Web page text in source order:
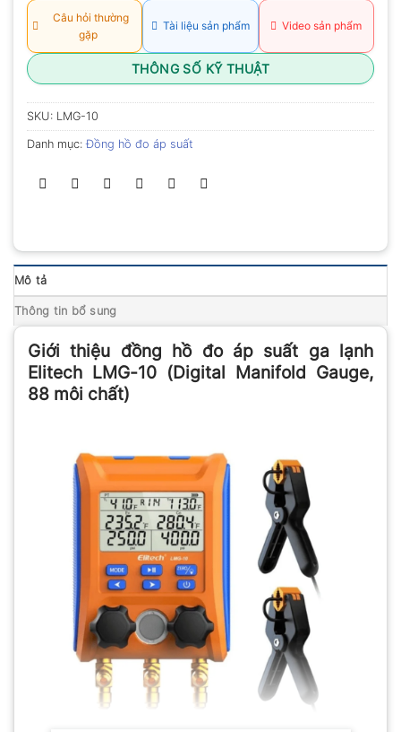
Câu hỏi thường
gặp
Tài liệu sản phẩm Video sản phẩm
THÔNG SỐ KỸ THUẬT
SKU: LMG-10
Danh mục:Đồng hồ đo áp suất
Mô tả
Thông tin bổ sung
Giới thiệu đồng hồ đo áp suất ga lạnh
Elitech LMG-10 (Digital Manifold Gauge,
88 môi chất)